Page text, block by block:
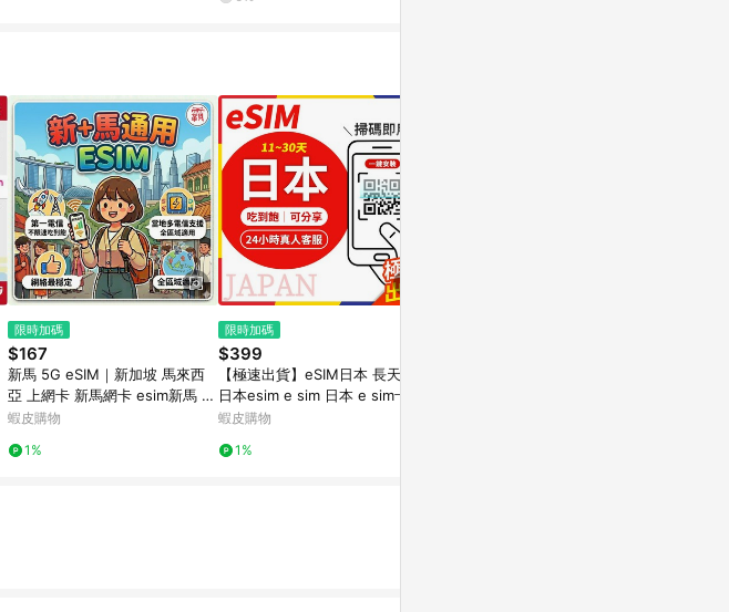
限時加碼
$167
新馬 5G eSIM｜新加坡 馬來西
亞 上網卡 新馬網卡 esim新馬 es
im吃到飽 e sim新馬 電話卡霸王
蝦皮購物
1%
限時加碼
$399
【極速出貨】eSIM日本 長天數
日本esim e sim 日本 e sim卡日
本 日本網卡 esim 沖繩 北海道網
蝦皮購物
1%